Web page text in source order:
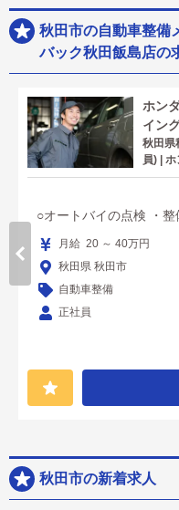
秋田市の自動車整
バック秋田飯島店の
ホン
イン
秋田県
員) |
○オートバイの点検 ・
月給 20 ～ 40万円
秋田県 秋田市
自動車整備
正社員
秋田市の新着求人